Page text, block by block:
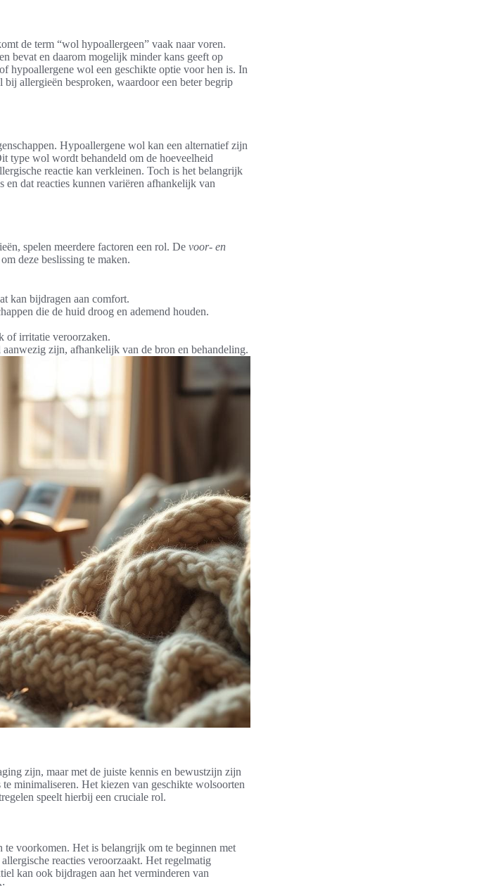
de term “wol hypoallergeen” vaak naar voren.
bevat en daarom mogelijk minder kans geeft op
hypoallergene wol een geschikte optie voor hen is. In
allergieën besproken, waardoor een beter begrip
Hypoallergene wol kan een alternatief zijn
type wol wordt behandeld om de hoeveelheid
reactie kan verkleinen. Toch is het belangrijk
dat reacties kunnen variëren afhankelijk van
spelen meerdere factoren een rol. De voor- en
deze beslissing te maken.
kan bijdragen aan comfort.
die de huid droog en ademend houden.
of irritatie veroorzaken.
zijn, afhankelijk van de bron en behandeling.
zijn, maar met de juiste kennis en bewustzijn zijn
minimaliseren. Het kiezen van geschikte wolsoorten
speelt hierbij een cruciale rol.
voorkomen. Het is belangrijk om te beginnen met
reacties veroorzaakt. Het regelmatig
kan ook bijdragen aan het verminderen van